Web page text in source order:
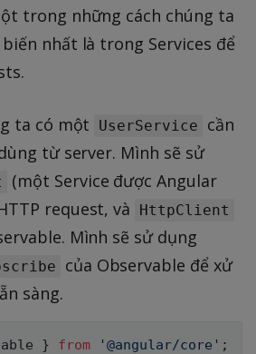
trong những cách chúng ta
biến nhất là trong Services để
ta có một UserService
cần
từ server. Mình sẽ sử
(một Service được Angular
request, và
HttpClient
Mình sẽ sử dụng
của Observable để xử
sàng.
} from '@angular/core' ;